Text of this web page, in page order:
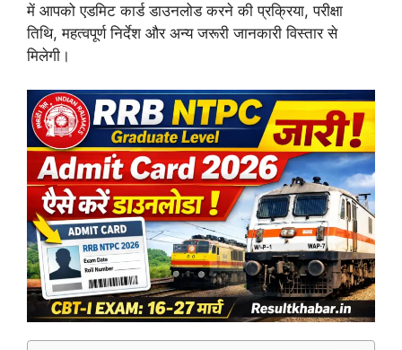
में आपको एडमिट कार्ड डाउनलोड करने की प्रक्रिया, परीक्षा
तिथि, महत्वपूर्ण निर्देश और अन्य जरूरी जानकारी विस्तार से
मिलेगी।